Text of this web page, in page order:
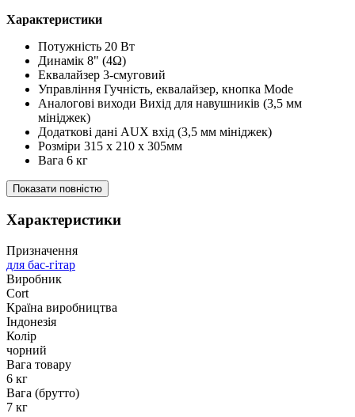
Характеристики
Потужність 20 Вт
Динамік 8" (4Ω)
Еквалайзер 3-смуговий
Управління Гучність, еквалайзер, кнопка Mode
Аналогові виходи Вихід для навушників (3,5 мм
мініджек)
Додаткові дані AUX вхід (3,5 мм мініджек)
Розміри 315 x 210 x 305мм
Вага 6 кг
Показати повністю
Характеристики
Призначення
для бас-гітар
Виробник
Cort
Країна виробництва
Індонезія
Колір
чорний
Вага товару
6 кг
Вага (брутто)
7 кг